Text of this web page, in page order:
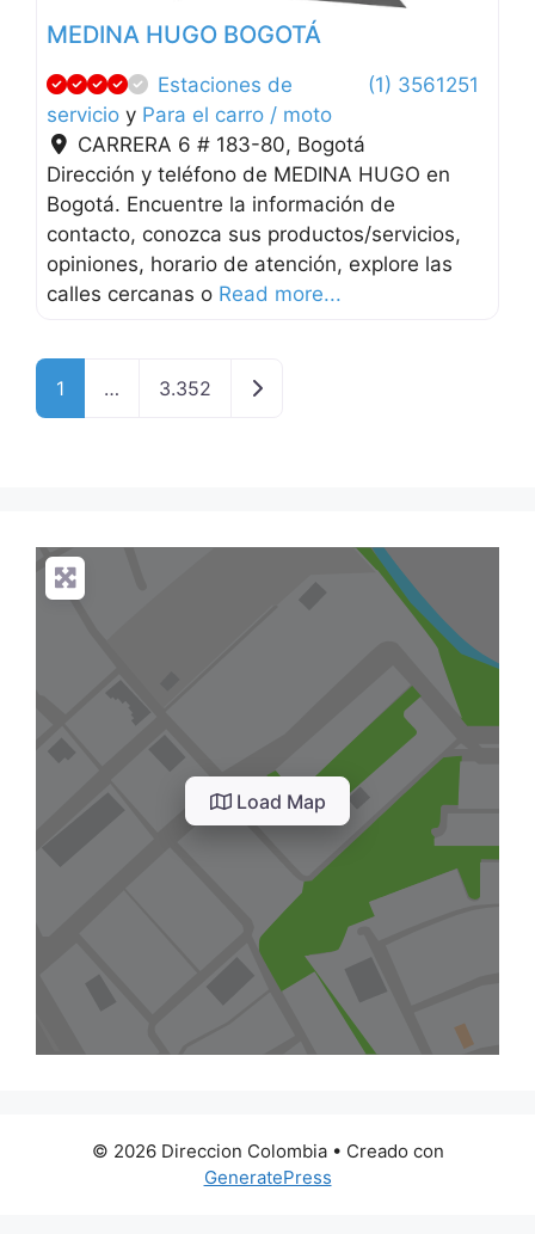
MEDINA HUGO BOGOTÁ
(1) 3561251
Estaciones de
servicio y Para el carro / moto
CARRERA 6 # 183-80, Bogotá
Dirección y teléfono de MEDINA HUGO en
Bogotá. Encuentre la información de
contacto, conozca sus productos/servicios,
opiniones, horario de atención, explore las
calles cercanas o Read more...
1 … 3.352 Older posts
Load Map
© 2026 Direccion Colombia• Creado con
GeneratePress